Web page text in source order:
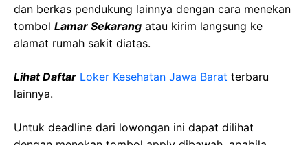
dan berkas pendukung lainnya dengan cara menekan
tombol Lamar Sekarang atau kirim langsung ke
alamat rumah sakit diatas.
Lihat Daftar Loker Kesehatan Jawa Barat terbaru
lainnya.
Untuk deadline dari lowongan ini dapat dilihat